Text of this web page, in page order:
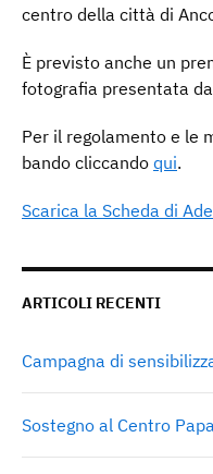
centro della città di
È previsto anche un
fotografia presentata
Per il regolamento e le
bando cliccando qui.
Scarica la Scheda di
ARTICOLI RECENTI
Campagna di
Sostegno al Centro